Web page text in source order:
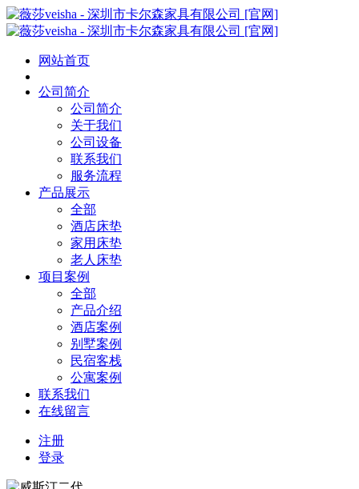
网站首页
公司简介
公司简介
关于我们
公司设备
联系我们
服务流程
产品展示
全部
酒店床垫
家用床垫
老人床垫
项目案例
全部
产品介绍
酒店案例
别墅案例
民宿客栈
公寓案例
联系我们
在线留言
注册
登录